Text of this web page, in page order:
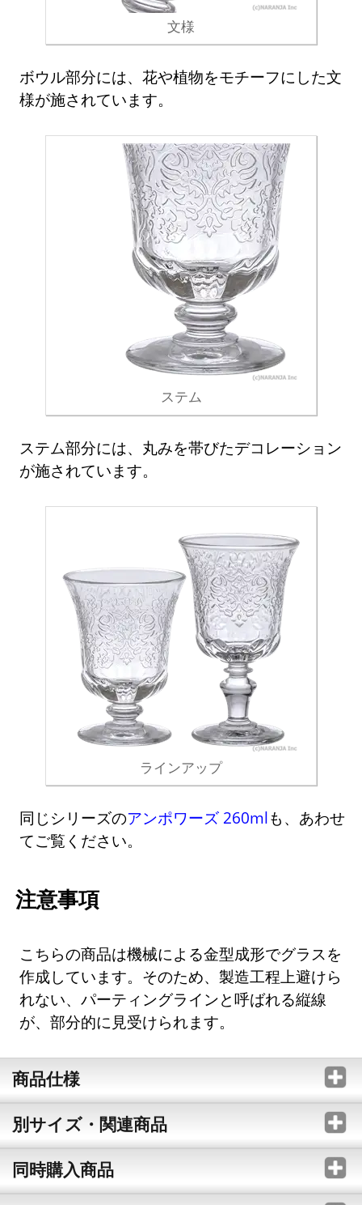
文様
ボウル部分には、花や植物をモチーフにした文
様が施されています。
ステム
ステム部分には、丸みを帯びたデコレーション
が施されています。
ラインアップ
同じシリーズのアンポワーズ 260mlも、あわせ
てご覧ください。
注意事項
こちらの商品は機械による金型成形でグラスを
作成しています。そのため、製造工程上避けら
れない、パーティングラインと呼ばれる縦線
が、部分的に見受けられます。
商品仕様
別サイズ・関連商品
同時購入商品